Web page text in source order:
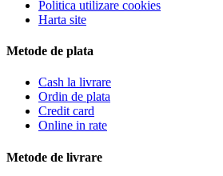
Politica utilizare cookies
Harta site
Metode de plata
Cash la livrare
Ordin de plata
Credit card
Online in rate
Metode de livrare